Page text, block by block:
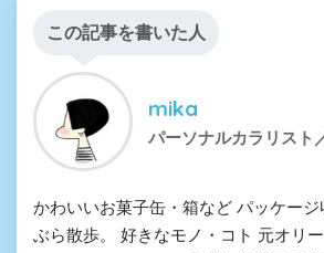
この記事を書いた人
mika
パーソナルカラリスト
かわいいお菓子缶・箱など パッケー
ぶら散歩。 好きなモノ・コト 元オリ